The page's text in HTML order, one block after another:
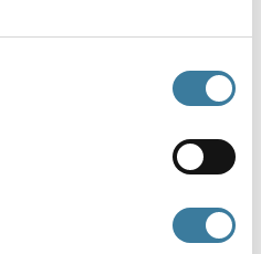
récemment.